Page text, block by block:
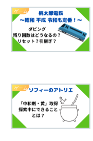
ゲーム
ゲーム